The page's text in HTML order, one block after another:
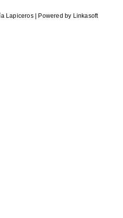
Lapiceros | Powered by Linkasoft